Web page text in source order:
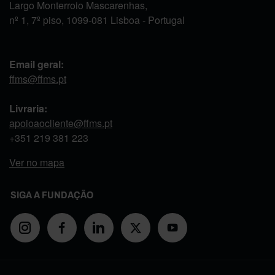
Largo Monterroio Mascarenhas,
nº 1, 7º piso, 1099-081 Lisboa - Portugal
Email geral:
ffms@ffms.pt
Livraria:
apoioaocliente@ffms.pt
+351 219 381 223
Ver no mapa
SIGA A FUNDAÇÃO